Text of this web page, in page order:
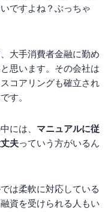
ですよね？ぶっちゃ
大手消費者金融に勤め
思います。その会社は
コアリングも確立され
す。
には、 マニュアルに従
夫っていう方がいるん
は柔軟に対応している
資を受けられる人もい